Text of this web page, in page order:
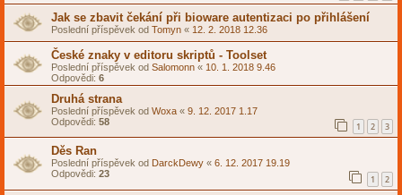
Jak se zbavit čekání při bioware autentizaci po přihlášení
Poslední příspěvek od Tomyn « 12. 2. 2018 12.36
České znaky v editoru skriptů - Toolset
Poslední příspěvek od Salomonn « 10. 1. 2018 9.46
Odpovědi: 6
Druhá strana
Poslední příspěvek od Woxa « 9. 12. 2017 1.17
Odpovědi: 58 1 2 3
Děs Ran
Poslední příspěvek od DarckDewy « 6. 12. 2017 19.19
Odpovědi: 23 1 2